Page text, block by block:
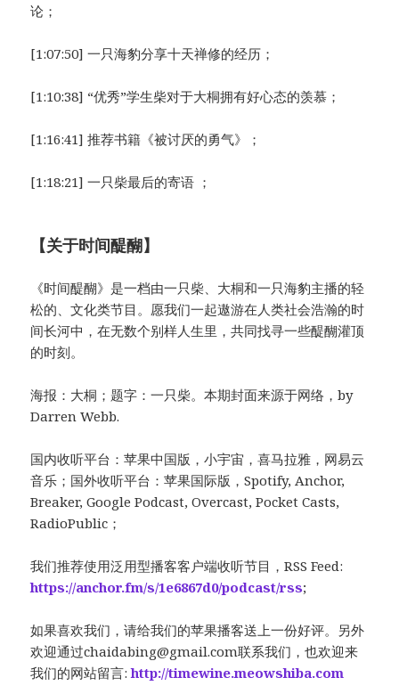
论；
[1:07:50] 一只海豹分享十天禅修的经历；
[1:10:38] “优秀”学生柴对于大桐拥有好心态的羡慕；
[1:16:41] 推荐书籍《被讨厌的勇气》；
[1:18:21] 一只柴最后的寄语 ；
【关于时间醍醐】
《时间醍醐》是一档由一只柴、大桐和一只海豹主播的轻
松的、文化类节目。愿我们一起遨游在人类社会浩瀚的时
间长河中，在无数个别样人生里，共同找寻一些醍醐灌顶
的时刻。
海报：大桐；题字：一只柴。本期封面来源于网络，by
Darren Webb.
国内收听平台：苹果中国版，小宇宙，喜马拉雅，网易云
音乐；国外收听平台：苹果国际版，Spotify, Anchor,
Breaker, Google Podcast, Overcast, Pocket Casts,
RadioPublic；
我们推荐使用泛用型播客客户端收听节目，RSS Feed:
https://anchor.fm/s/1e6867d0/podcast/rss;
如果喜欢我们，请给我们的苹果播客送上一份好评。另外
欢迎通过chaidabing@gmail.com联系我们，也欢迎来
我们的网站留言:http://timewine.meowshiba.com